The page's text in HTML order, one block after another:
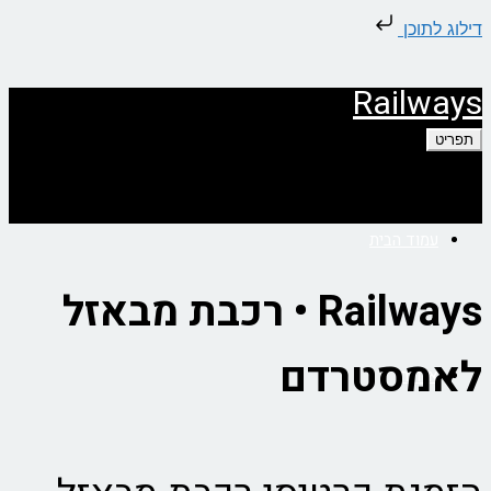
דילוג לתוכן
Railways
תפריט
אודות
Railways • רכבת מבאזל
לאמסטרדם